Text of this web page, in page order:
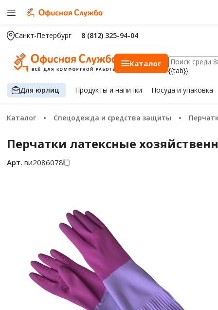
Санкт-Петербург 8 (812) 325-94-04
Каталог
{{tab}}
Для юрлиц Продуктыи напитки Посуда и упаковка
Каталог Спецодежда и средства защиты
Перчатки латексные
Арт. ви2086078